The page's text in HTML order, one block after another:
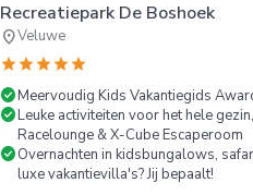
Recreatiepark De Boshoek
location_onVeluwe
starstarstarstarstar
check_circleMeervoudig Kids Vakantiegids
check_circleLeuke activiteiten voor het hele
Racelounge & X-Cube Escaperoom
check_circleOvernachten in kidsbungalows,
luxe vakantievilla's? Jij bepaalt!